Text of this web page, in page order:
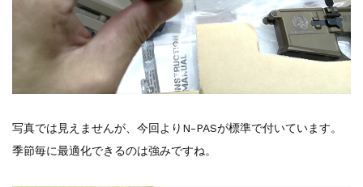
写真では見えませんが、今回よりN-PASが標準で付いています。
季節毎に最適化できるのは強みですね。